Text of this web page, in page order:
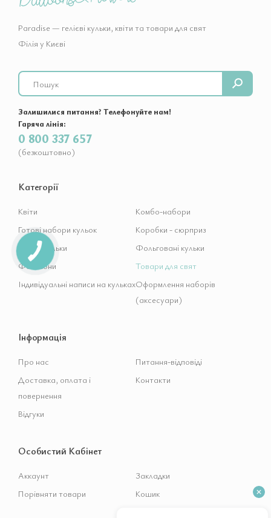
Paradise — гелієві кульки, квіти та товари для свят
Філія у Києві
Search
Залишилися питання? Телефонуйте нам!
Гаряча лінія:
0 800 337 657
(безкоштовно)
Категорії
Квіти
Комбо-набори
Готові набори кульок
Коробки - сюрприз
Гелієві кульки
Фольговані кульки
Фотозони
Товари для свят
Індивідуальні написи на кулькахОформлення наборів
(аксесуари)
Інформація
Про нас
Питання-відповіді
Доставка, оплата і
повернення
Контакти
Відгуки
Особистий Кабінет
Аккаунт
Закладки
Порівняти товари
Кошик